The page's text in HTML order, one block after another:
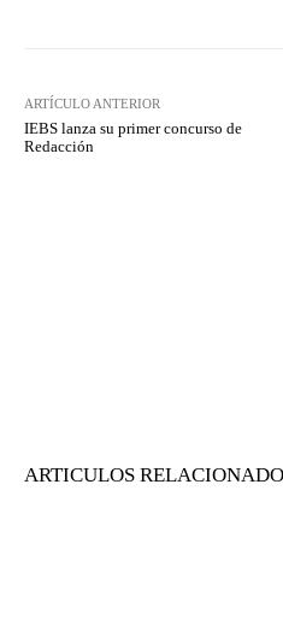
ARTÍCULO ANTERIOR
IEBS lanza su primer concurso de
Redacción
ARTICULOS